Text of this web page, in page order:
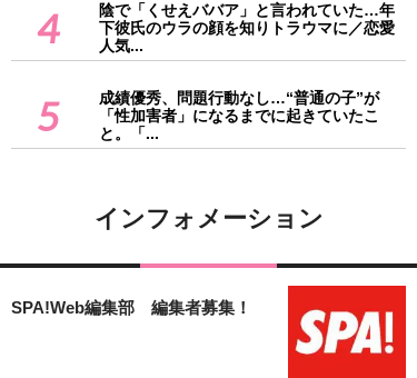
4
陰で「くせえババア」と言われていた…年
下彼氏のウラの顔を知りトラウマに／恋愛
人気...
5
成績優秀、問題行動なし…“普通の子”が
「性加害者」になるまでに起きていたこ
と。「...
インフォメーション
SPA!Web編集部 編集者募集！